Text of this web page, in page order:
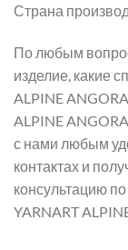
Страна
По любым
изделие, какие
ALPINE
ALPINE
с нами любым
контактах и
консультацию
YARNART